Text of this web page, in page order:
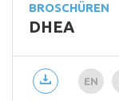
BROSCHÜREN
DHEA
EN